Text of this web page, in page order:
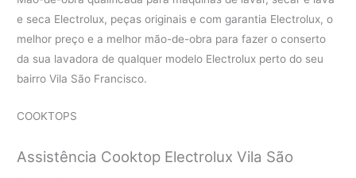
e seca Electrolux, peças originais e com garantia Electrolux, o
melhor preço e a melhor mão-de-obra para fazer o conserto
da sua lavadora de qualquer modelo Electrolux perto do seu
bairro Vila São Francisco.
COOKTOPS
Assistência Cooktop Electrolux Vila São